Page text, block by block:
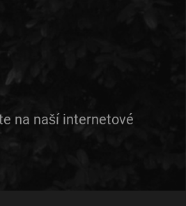
na naší internetové